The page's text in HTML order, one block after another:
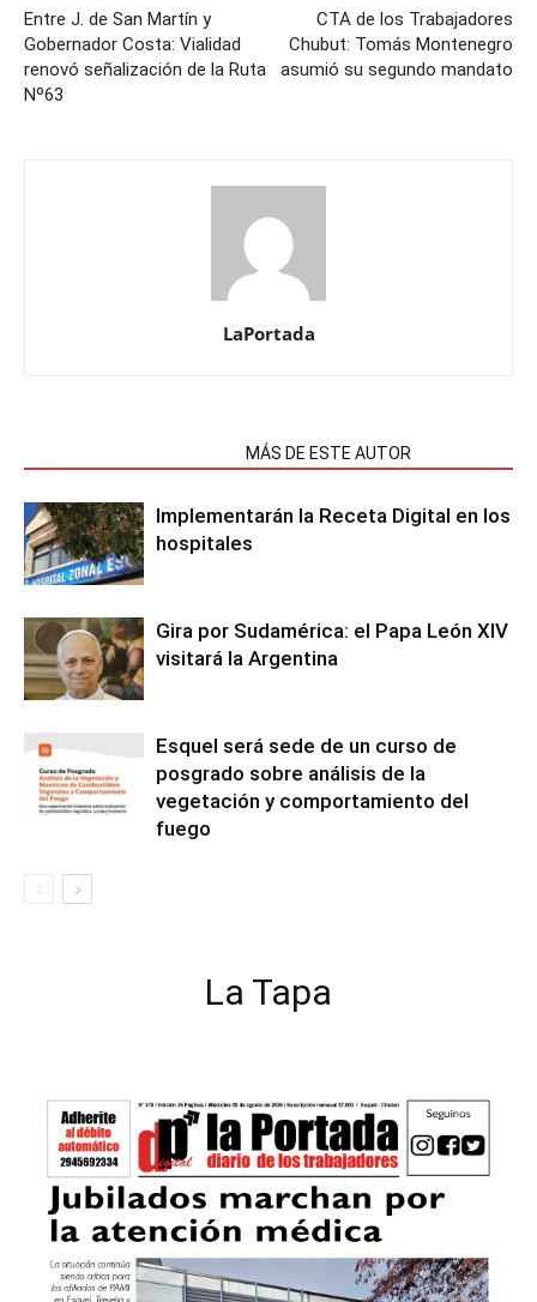
Entre J. de San Martín y
Gobernador Costa: Vialidad
renovó señalización de la Ruta
Nº63
CTA de los Trabajadores
Chubut: Tomás Montenegro
asumió su segundo mandato
LaPortada
MÁS DE ESTE AUTOR
Implementarán la Receta Digital en los
hospitales
Gira por Sudamérica: el Papa León XIV
visitará la Argentina
Esquel será sede de un curso de
posgrado sobre análisis de la
vegetación y comportamiento del
fuego
La Tapa